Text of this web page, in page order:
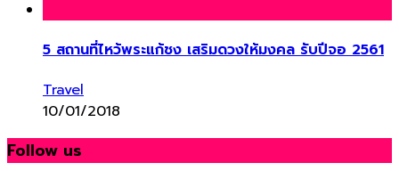
5 สถานที่ไหว้พระแก้ชง เสริมดวงให้มงคล รับปีจอ 2561
Travel
10/01/2018
Follow us